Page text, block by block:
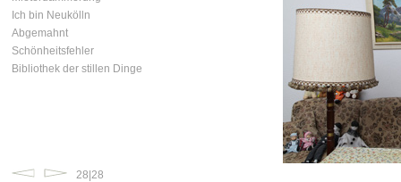
Ich bin Neukölln
Abgemahnt
Schönheitsfehler
Bibliothek der stillen Dinge
28|28